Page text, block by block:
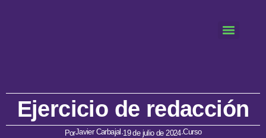
Ejercicio de redacción
PorJavier Carbajal·19 de julio de 2024·Curso